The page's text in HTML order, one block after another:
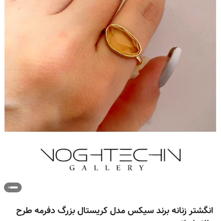
انگشتر زنانه برند سیکس مدل کریستال بزرگ دفرمه طرح